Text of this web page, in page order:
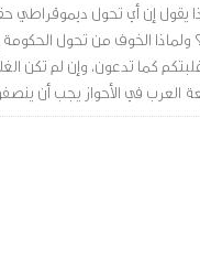
يقول إن أي تحول ديموقراطي
ولماذا الخوف من تحول الحكومة
كما تدعون، وإن لم تكن
العرب في الأحواز يجب أن